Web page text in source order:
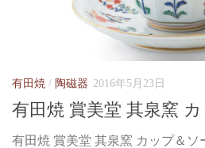
有田焼 / 陶磁器 2016年5月23日
有田焼 賞美堂 其泉窯
有田焼 賞美堂 其泉窯 カップ＆ソ